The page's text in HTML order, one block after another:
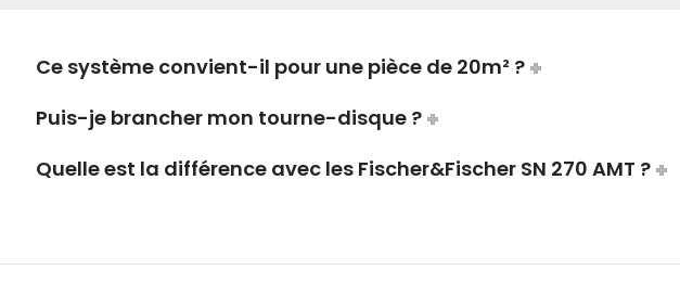
Ce système convient-il pour une pièce de 20m² ?
Puis-je brancher mon tourne-disque ?
Quelle est la différence avec les Fischer&Fischer SN 270 AMT ?